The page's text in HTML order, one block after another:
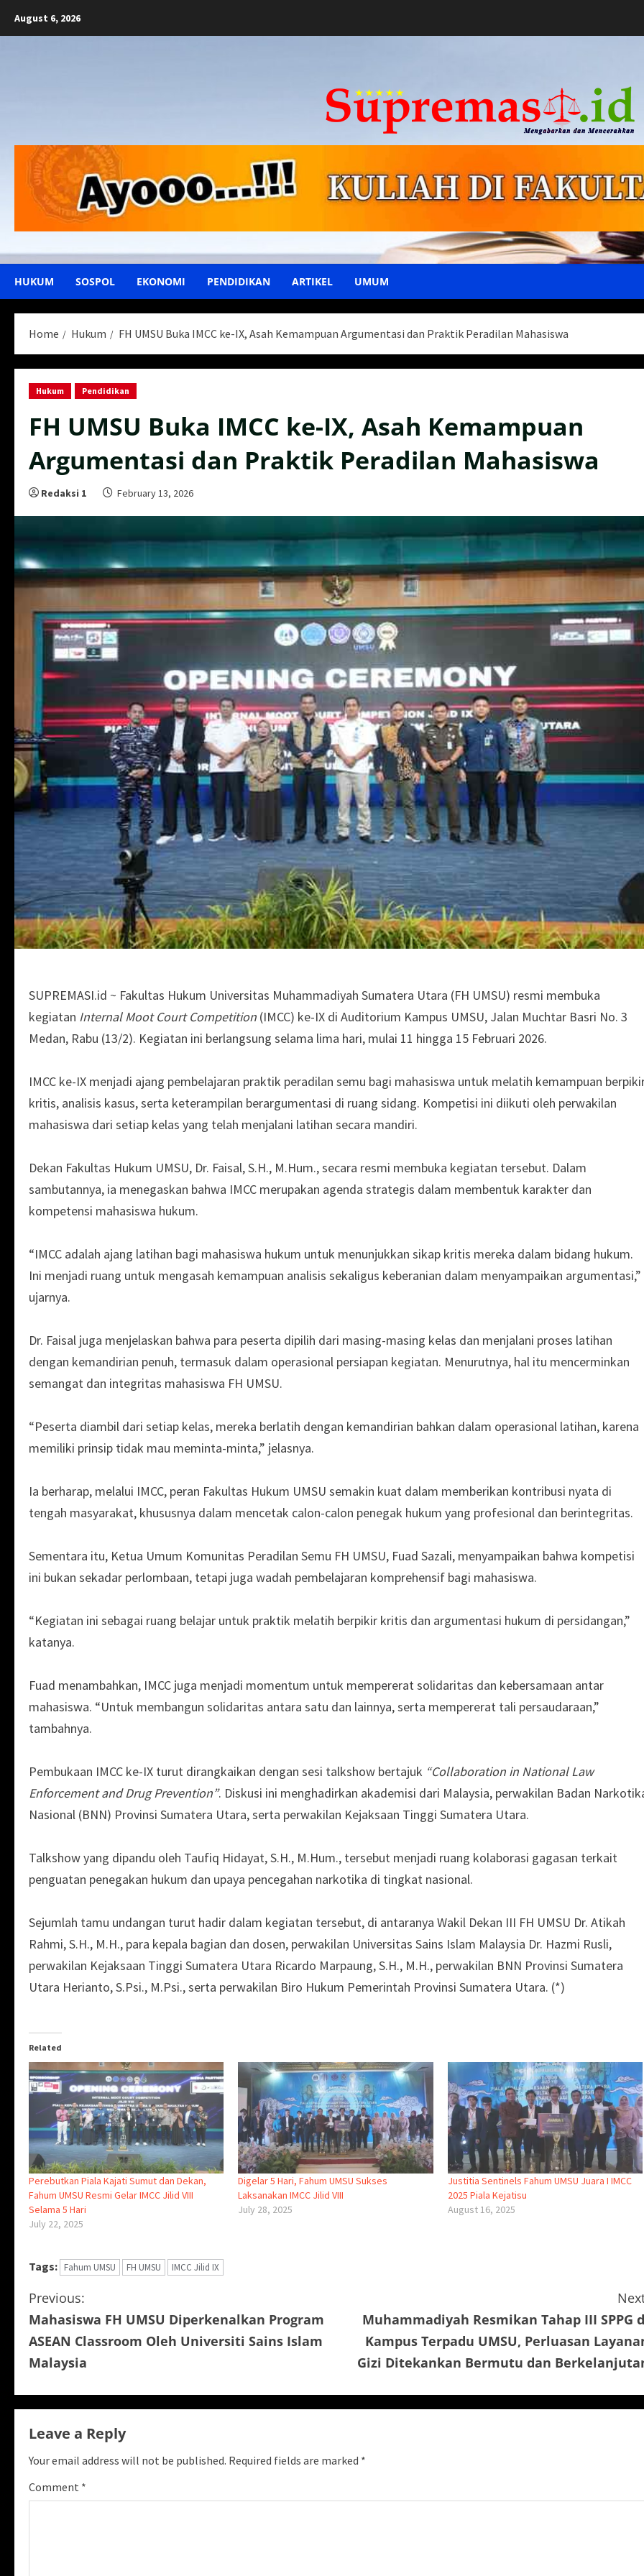
August 6, 2026
HUKUM SOSPOL EKONOMI PENDIDIKAN ARTIKEL UMUM
Home Hukum FH UMSU Buka IMCC ke-IX, Asah Kemampuan Argumentasi dan Praktik Peradilan Mahasiswa
Hukum Pendidikan
FH UMSU Buka IMCC ke-IX, Asah Kemampuan
Argumentasi dan Praktik Peradilan Mahasiswa
Redaksi 1 February 13, 2026
SUPREMASI.id ~ Fakultas Hukum Universitas Muhammadiyah Sumatera Utara (FH UMSU) resmi membuka
kegiatan Internal Moot Court Competition (IMCC) ke-IX di Auditorium Kampus UMSU, Jalan Muchtar Basri No. 3
Medan, Rabu (13/2). Kegiatan ini berlangsung selama lima hari, mulai 11 hingga 15 Februari 2026.
IMCC ke-IX menjadi ajang pembelajaran praktik peradilan semu bagi mahasiswa untuk melatih kemampuan
kritis, analisis kasus, serta keterampilan berargumentasi di ruang sidang. Kompetisi ini diikuti oleh perwakilan
mahasiswa dari setiap kelas yang telah menjalani latihan secara mandiri.
Dekan Fakultas Hukum UMSU, Dr. Faisal, S.H., M.Hum., secara resmi membuka kegiatan tersebut. Dalam
sambutannya, ia menegaskan bahwa IMCC merupakan agenda strategis dalam membentuk karakter dan
kompetensi mahasiswa hukum.
“IMCC adalah ajang latihan bagi mahasiswa hukum untuk menunjukkan sikap kritis mereka dalam bidang hukum.
Ini menjadi ruang untuk mengasah kemampuan analisis sekaligus keberanian dalam menyampaikan argumentasi,”
ujarnya.
Dr. Faisal juga menjelaskan bahwa para peserta dipilih dari masing-masing kelas dan menjalani proses latihan
dengan kemandirian penuh, termasuk dalam operasional persiapan kegiatan. Menurutnya, hal itu mencerminkan
semangat dan integritas mahasiswa FH UMSU.
“Peserta diambil dari setiap kelas, mereka berlatih dengan kemandirian bahkan dalam operasional latihan, karena
memiliki prinsip tidak mau meminta-minta,” jelasnya.
Ia berharap, melalui IMCC, peran Fakultas Hukum UMSU semakin kuat dalam memberikan kontribusi nyata di
tengah masyarakat, khususnya dalam mencetak calon-calon penegak hukum yang profesional dan berintegritas.
Sementara itu, Ketua Umum Komunitas Peradilan Semu FH UMSU, Fuad Sazali, menyampaikan bahwa kompetisi
ini bukan sekadar perlombaan, tetapi juga wadah pembelajaran komprehensif bagi mahasiswa.
“Kegiatan ini sebagai ruang belajar untuk praktik melatih berpikir kritis dan argumentasi hukum di persidangan,”
katanya.
Fuad menambahkan, IMCC juga menjadi momentum untuk mempererat solidaritas dan kebersamaan antar
mahasiswa. “Untuk membangun solidaritas antara satu dan lainnya, serta mempererat tali persaudaraan,”
tambahnya.
Pembukaan IMCC ke-IX turut dirangkaikan dengan sesi talkshow bertajuk “Collaboration in National Law
Enforcement and Drug Prevention”. Diskusi ini menghadirkan akademisi dari Malaysia, perwakilan Badan
Nasional (BNN) Provinsi Sumatera Utara, serta perwakilan Kejaksaan Tinggi Sumatera Utara.
Talkshow yang dipandu oleh Taufiq Hidayat, S.H., M.Hum., tersebut menjadi ruang kolaborasi gagasan terkait
penguatan penegakan hukum dan upaya pencegahan narkotika di tingkat nasional.
Sejumlah tamu undangan turut hadir dalam kegiatan tersebut, di antaranya Wakil Dekan III FH UMSU Dr. Atikah
Rahmi, S.H., M.H., para kepala bagian dan dosen, perwakilan Universitas Sains Islam Malaysia Dr. Hazmi Rusli,
perwakilan Kejaksaan Tinggi Sumatera Utara Ricardo Marpaung, S.H., M.H., perwakilan BNN Provinsi Sumatera
Utara Herianto, S.Psi., M.Psi., serta perwakilan Biro Hukum Pemerintah Provinsi Sumatera Utara. (*)
Related
Perebutkan Piala Kajati Sumut dan Dekan,
Fahum UMSU Resmi Gelar IMCC Jilid VIII
Selama 5 Hari
July 22, 2025
Digelar 5 Hari, Fahum UMSU Sukses
Laksanakan IMCC Jilid VIII
July 28, 2025
Justitia Sentinels Fahum UMSU Juara I IMCC
2025 Piala Kejatisu
August 16, 2025
Tags: Fahum UMSU FH UMSU IMCC Jilid IX
C
o
n
t
i
n
u
Previous:
Mahasiswa FH UMSU Diperkenalkan Program
ASEAN Classroom Oleh Universiti Sains Islam
Malaysia
Muhammadiyah Resmikan Tahap III SPPG
Kampus Terpadu UMSU, Perluasan
Gizi Ditekankan Bermutu dan
Leave a Reply
Your email address will not be published. Required fields are marked *
Comment *